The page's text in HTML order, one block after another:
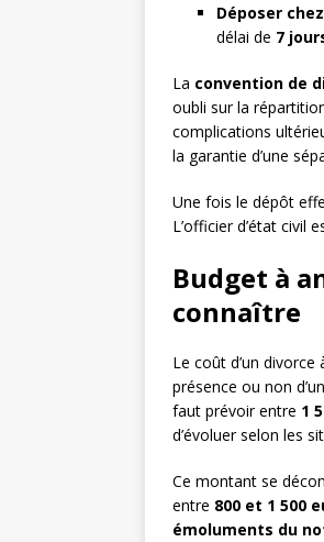
Déposer
délai de 7
La convention de
oubli sur la
complications
la garantie d’une
Une fois le dépôt
L’officier d’état civil
Budget à
connaître
Le coût d’un
présence ou non
faut prévoir entre 1
d’évoluer selon les
Ce montant se
entre 800 et 1 500
émoluments du